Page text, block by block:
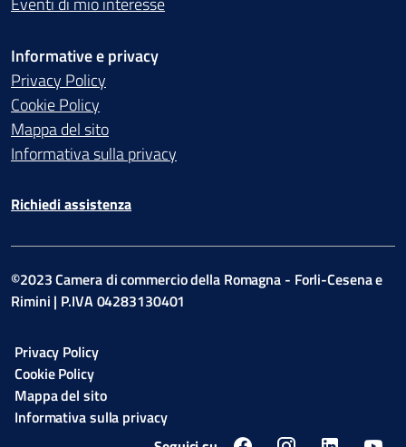
Informative e privacy
Privacy Policy
Cookie Policy
Mappa del sito
Informativa sulla privacy
Richiedi assistenza
©2023 Camera di commercio della Romagna - Forli-Cesena e
Rimini | P.IVA 04283130401
Privacy Policy
Cookie Policy
Mappa del sito
Informativa sulla privacy